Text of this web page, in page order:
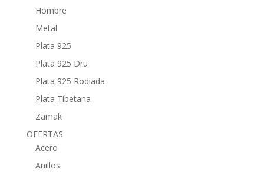
Hombre
Metal
Plata 925
Plata 925 Dru
Plata 925 Rodiada
Plata Tibetana
Zamak
OFERTAS
Acero
Anillos